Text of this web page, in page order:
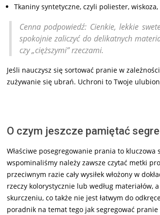
Tkaniny syntetyczne, czyli poliester,
Cenna podpowiedź: Cienkie, lekkie
spokojnie zaliczyć do delikatnych
czy „cięższymi” rzeczami.
Jeśli nauczysz się sortować pranie w
zużywanie się ubrań. Uchroni to Twoje
O czym jeszcze pamiętać
Właściwe posegregowanie prania to
wspominaliśmy należy zawsze czytać metki
przeciwnym razie cały wysiłek włożony w
rzeczy kolorystycznie lub według
skurczeniu, co także nie jest łatwym do
poradnik na temat tego jak segregować